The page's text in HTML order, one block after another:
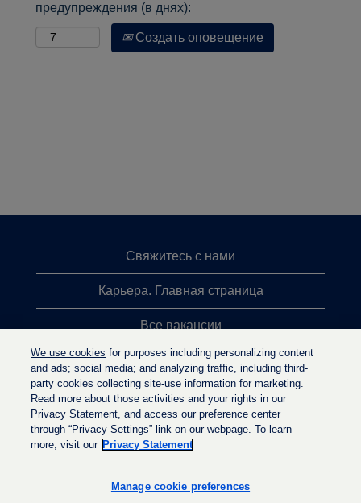
предупреждения (в днях):
Создать оповещение
Свяжитесь с нами
Карьера. Главная страница
Все вакансии
Лидеры поиска
Политика конфиденциальности
к
к
We use cookies for purposes including personalizing content
and ads; social media; and analyzing traffic, including third-
party cookies collecting site-use information for marketing.
Read more about those activities and your rights in our
Privacy Statement, and access our preference center
through “Privacy Settings” link on our webpage. To learn
more, visit our Privacy Statement
Manage cookie preferences